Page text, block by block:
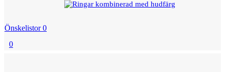
Önskelistor 0
0